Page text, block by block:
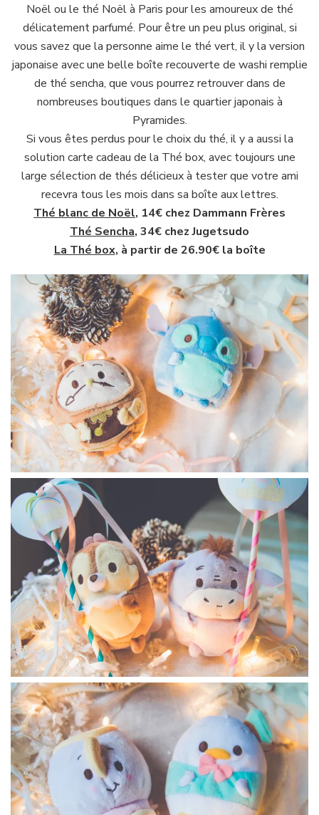
Noël ou le thé Noël à Paris pour les amoureux de thé
délicatement parfumé. Pour être un peu plus original, si
vous savez que la personne aime le thé vert, il y la version
japonaise avec une belle boîte recouverte de washi remplie
de thé sencha, que vous pourrez retrouver dans de
nombreuses boutiques dans le quartier japonais à
Pyramides.
Si vous êtes perdus pour le choix du thé, il y a aussi la
solution carte cadeau de la Thé box, avec toujours une
large sélection de thés délicieux à tester que votre ami
recevra tous les mois dans sa boîte aux lettres.
Thé blanc de Noël, 14€ chez Dammann Frères
Thé Sencha, 34€ chez Jugetsudo
La Thé box, à partir de 26.90€ la boîte